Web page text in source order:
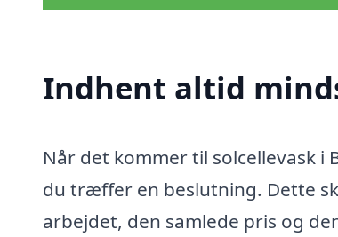
Indhent altid
Når det kommer til solcellevask
du træffer en beslutning. Dette
arbejdet, den samlede pris og